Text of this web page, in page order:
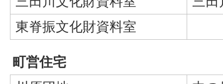
東脊振文化財資料室
町営住宅